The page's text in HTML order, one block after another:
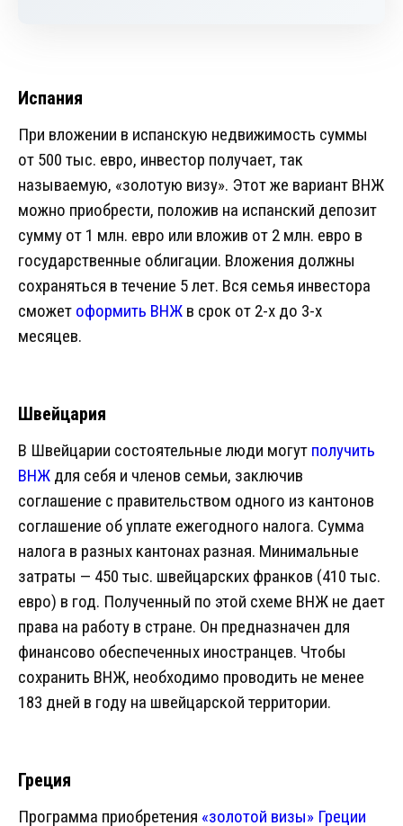
Испания
При вложении в испанскую недвижимость суммы
от 500 тыс. евро, инвестор получает, так
называемую, «золотую визу». Этот же вариант ВНЖ
можно приобрести, положив на испанский депозит
сумму от 1 млн. евро или вложив от 2 млн. евро в
государственные облигации. Вложения должны
сохраняться в течение 5 лет. Вся семья инвестора
сможет оформить ВНЖ в срок от 2-х до 3-х
месяцев.
Швейцария
В Швейцарии состоятельные люди могут получить
ВНЖ для себя и членов семьи, заключив
соглашение с правительством одного из кантонов
соглашение об уплате ежегодного налога. Сумма
налога в разных кантонах разная. Минимальные
затраты — 450 тыс. швейцарских франков (410 тыс.
евро) в год. Полученный по этой схеме ВНЖ не дает
права на работу в стране. Он предназначен для
финансово обеспеченных иностранцев. Чтобы
сохранить ВНЖ, необходимо проводить не менее
183 дней в году на швейцарской территории.
Греция
Программа приобретения «золотой визы» Греции